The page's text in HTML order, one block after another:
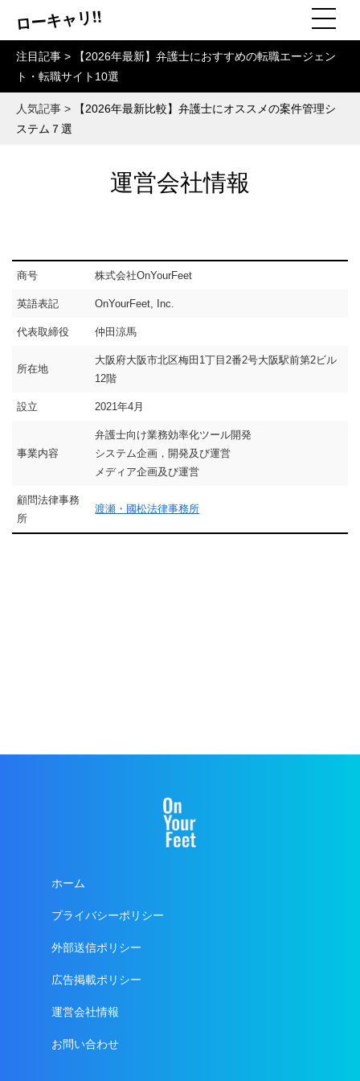
ローキャリ!!
注目記事 >
【2026年最新】弁護士におすすめの転職エージェン
ト・転職サイト10選
人気記事 >
【2026年最新比較】弁護士にオススメの案件管理シ
ステム７選
運営会社情報
商号 株式会社OnYourFeet
英語表記 OnYourFeet, Inc.
代表取締役 仲田涼馬
所在地
大阪府大阪市北区梅田1丁目2番2号大阪駅前第2ビル
12階
設立 2021年4月
事業内容
弁護士向け業務効率化ツール開発
システム企画，開発及び運営
メディア企画及び運営
顧問法律事務
所
渡瀬・國松法律事務所
ホーム
プライバシーポリシー
外部送信ポリシー
広告掲載ポリシー
運営会社情報
お問い合わせ